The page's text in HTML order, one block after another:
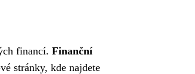
financí. Finanční
stránky, kde najdete